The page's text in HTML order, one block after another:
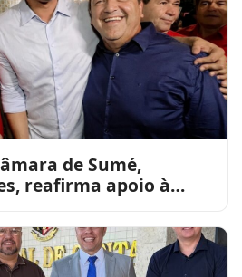
de Sumé,
reafirma apoio à